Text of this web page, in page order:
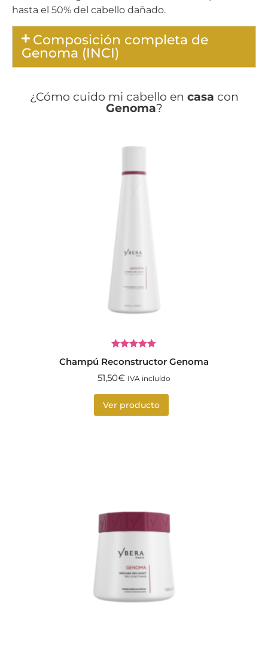
hasta el 50% del cabello dañado.
Composición completa de
Genoma (INCI)
¿Cómo cuido mi cabello en casa con
Genoma?
con 5.00de
Champú Reconstructor Genoma
51,50€ IVA incluído
Ver producto